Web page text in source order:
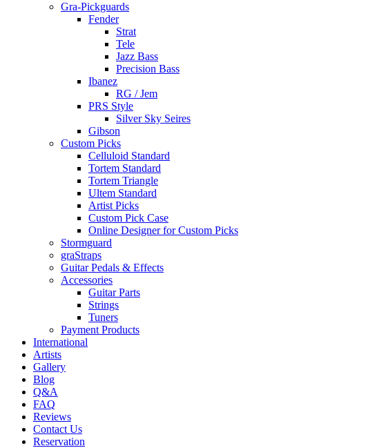
Gra-Pickguards
Fender
Strat
Tele
Jazz Bass
Precision Bass
Ibanez
RG / Jem
PRS Style
Silver Sky Seires
Gibson
Custom Picks
Celluloid Standard
Tortem Standard
Tortem Triangle
Ultem Standard
Artist Picks
Custom Pick Case
Online Designer for Custom Picks
Stormguard
graStraps
Guitar Pedals & Effects
Accessories
Guitar Parts
Strings
Tuners
Payment Products
International
Artists
Gallery
Blog
Q&A
FAQ
Reviews
Contact Us
Reservation